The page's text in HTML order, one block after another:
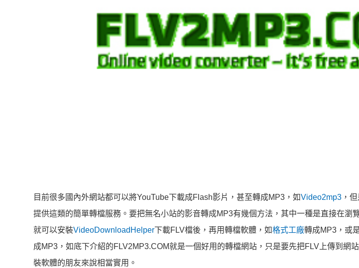
目前很多國內外網站都可以將YouTube下載成Flash影片，甚至轉成MP3，如Video2mp3 ，
提供這類的簡單轉檔服務。要把無名小站的影音轉成MP3有幾個方法，其中一種是直接在瀏
就可以安裝VideoDownloadHelper下載FLV檔後，再用轉檔軟體，如格式工廠轉成MP3，或
成MP3，如底下介紹的FLV2MP3.COM就是一個好用的轉檔網站，只是要先把FLV上傳到網
裝軟體的朋友來說相當實用。